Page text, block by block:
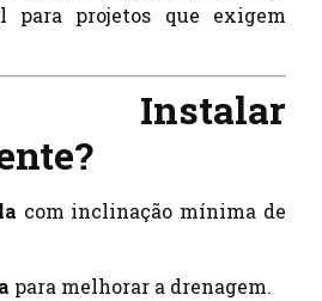
para projetos que exigem
Instalar
com inclinação mínima de
para melhorar a drenagem.